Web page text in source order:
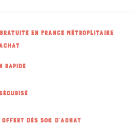
en France métroplitaine
offert dès 50€ d'achat